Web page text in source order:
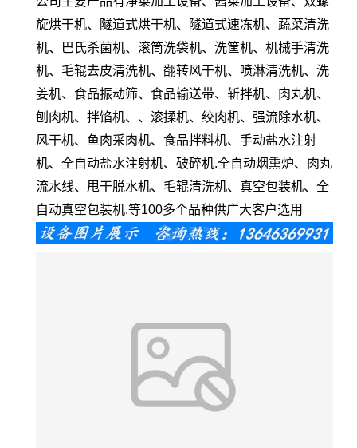
旋烘干机、隧道式烘干机、隧道式速冻机、蔬菜清洗
机、巴氏杀菌机、滚筒洗袋机、洗筐机、机械手清洗
机、毛辊去皮清洗机、翻转风干机、喷淋清洗机、洗
姜机、食品振动筛、食品输送带、斩拌机、肉丸机、
刨肉机、拌馅机、、滚揉机、绞肉机、强流除水机、
风干机、鱼肉采肉机、食品拌料机、手动盐水注射
机、全自动盐水注射机、破碎机.全自动烟熏炉、肉丸
流水线、甩干脱水机、毛辊清洗机、真空包装机、全
自动真空包装机.等100多个品种供广大客户选用